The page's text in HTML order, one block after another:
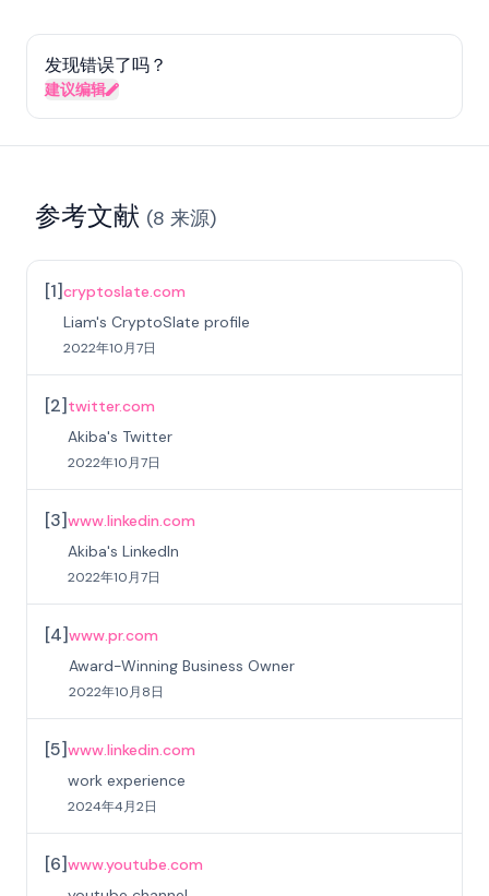
发现错误了吗？
建议编辑
参考文献 (8 来源)
[1]cryptoslate.com
Liam's CryptoSlate profile
2022年10月7日
[2] twitter.com
Akiba's Twitter
2022年10月7日
[3]www.linkedin.com
Akiba's LinkedIn
2022年10月7日
[4]www.pr.com
Award-Winning Business Owner
2022年10月8日
[5]www.linkedin.com
work experience
2024年4月2日
[6]www.youtube.com